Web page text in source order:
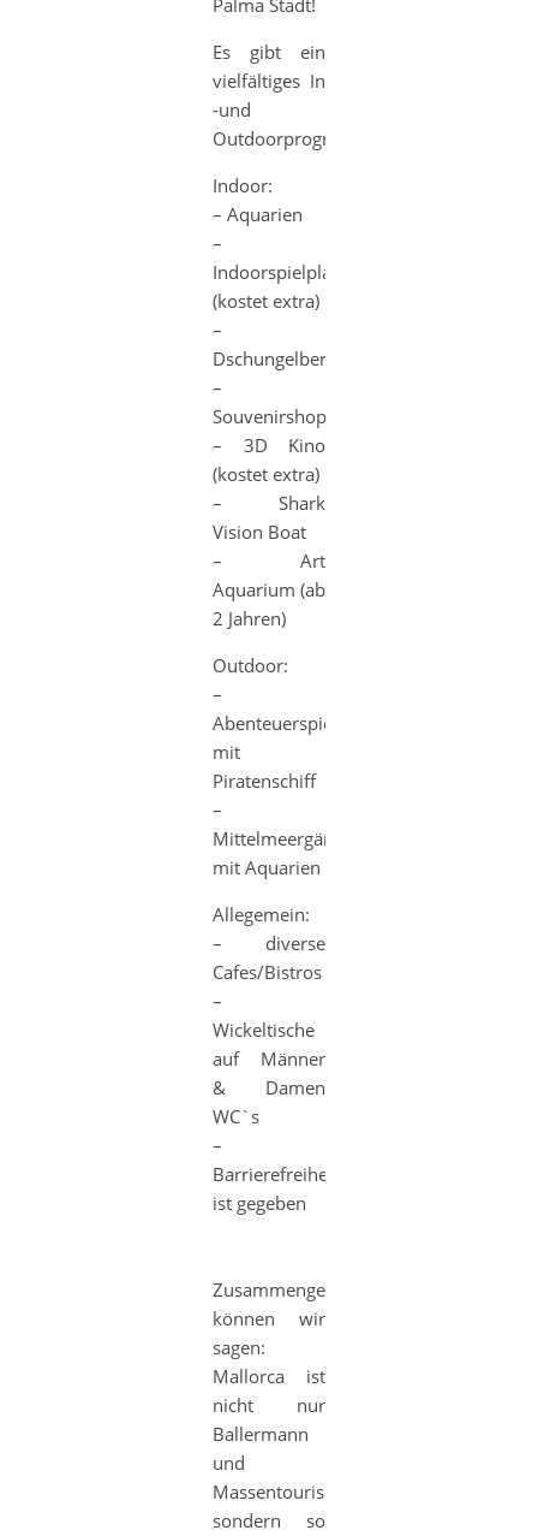
Palma Stadt!
Es gibt ein
vielfältiges In
-und
Outdoorprogramm:
Indoor:
– Aquarien
–
Indoorspielplatz
(kostet extra)
–
Dschungelbereich
–
Souvenirshop
– 3D Kino
(kostet extra)
– Shark
Vision Boat
– Art
Aquarium (ab
2 Jahren)
Outdoor:
–
Abenteuerspielplatz
mit
Piratenschiff
–
Mittelmeergärten
mit Aquarien
Allegemein:
– diverse
Cafes/Bistros
–
Wickeltische
auf Männer
& Damen
WC`s
–
Barrierefreiheit
ist gegeben
Zusammengefasst
können wir
sagen:
Mallorca ist
nicht nur
Ballermann
und
Massentourismus,
sondern so